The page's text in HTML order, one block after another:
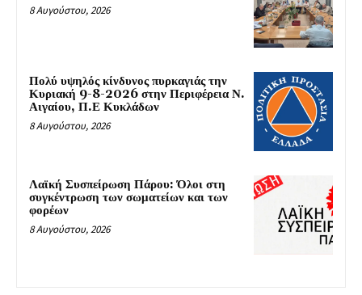
8 Αυγούστου, 2026
Πολύ υψηλός κίνδυνος πυρκαγιάς την
Κυριακή 9-8-2026 στην Περιφέρεια Ν.
Αιγαίου, Π.Ε Κυκλάδων
8 Αυγούστου, 2026
Λαϊκή Συσπείρωση Πάρου: Όλοι στη
συγκέντρωση των σωματείων και των
φορέων
8 Αυγούστου, 2026